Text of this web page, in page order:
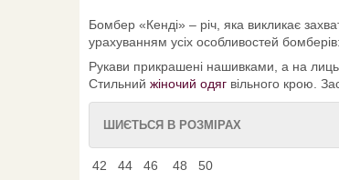
Бомбер «Кенді» – річ, яка викликає
урахуванням усіх особливостей
Рукави прикрашені нашивками, а на
Стильний жіночий одяг вільного крою.
ШИЄТЬСЯ В РОЗМІРАХ
42 44 46 48 50